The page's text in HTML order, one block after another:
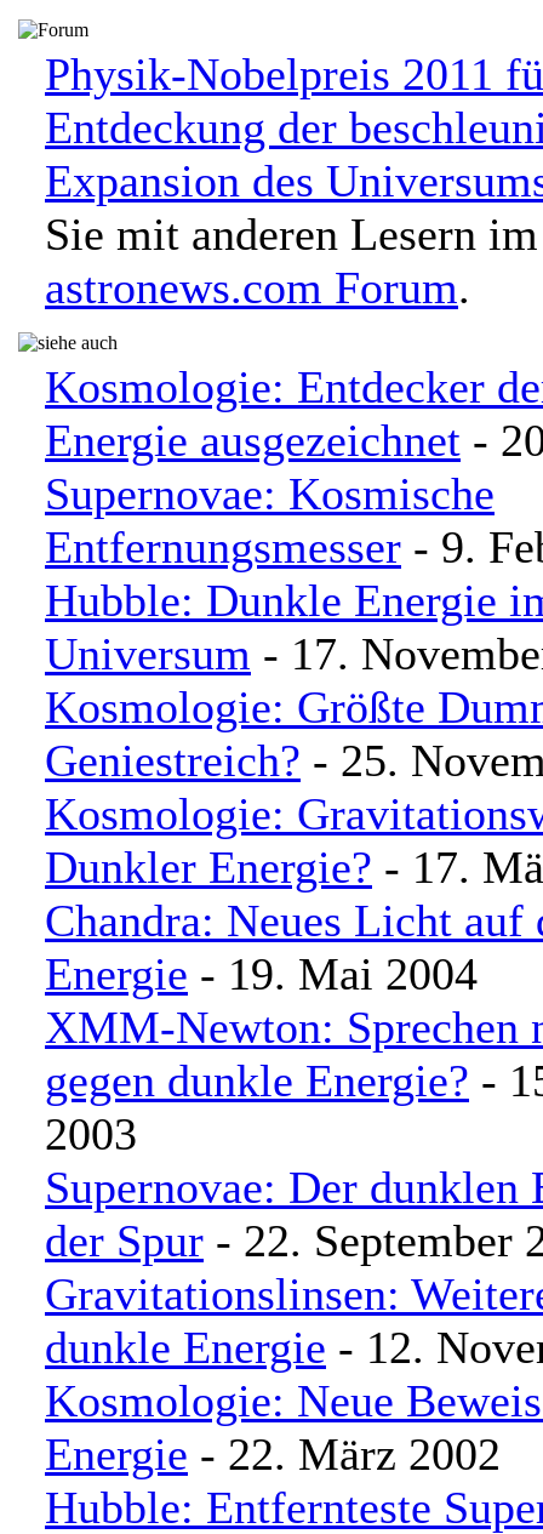
Physik-Nobelpreis 2011
Entdeckung der
Expansion des
Sie mit anderen Lesern im
astronews.com Forum.
Kosmologie: Entdecker
Energie ausgezeichnet -
Supernovae: Kosmische
Entfernungsmesser - 9.
Hubble: Dunkle Energie
Universum - 17.
Kosmologie: Größte
Geniestreich? - 25.
Kosmologie:
Dunkler Energie? - 17.
Chandra: Neues Licht auf
Energie - 19. Mai 2004
XMM-Newton: Sprechen
gegen dunkle Energie? -
2003
Supernovae: Der dunklen
der Spur - 22. September
Gravitationslinsen:
dunkle Energie - 12.
Kosmologie: Neue
Energie - 22. März 2002
Hubble: Entfernteste